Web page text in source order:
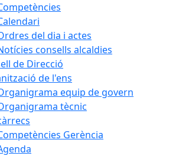
del dia i actes
consells alcaldies
de Direcció
de l'ens
equip de govern
tècnic
Gerència